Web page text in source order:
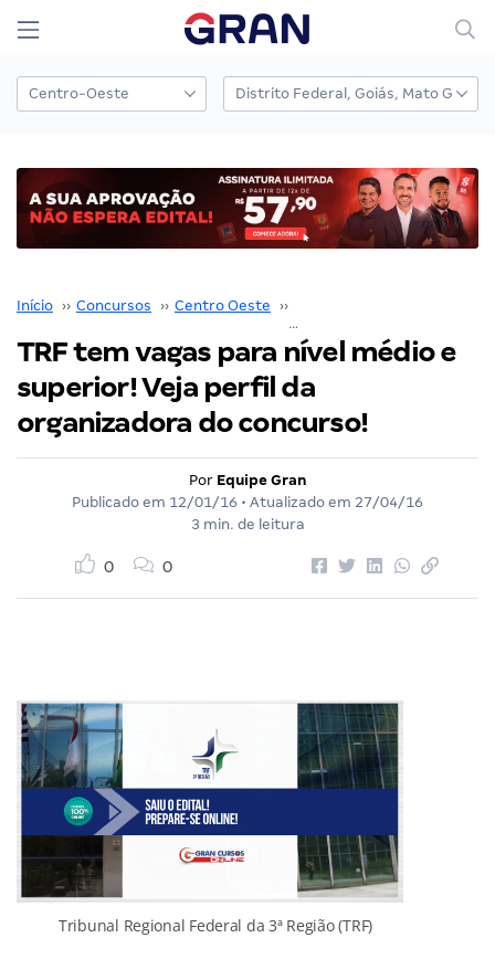
Início ›› Concursos ›› Centro Oeste ››
TRF tem vagas para nível médio e
superior! Veja perfil da
organizadora do concurso!
Por Equipe Gran
Publicado em 12/01/16 • Atualizado em 27/04/16
3 min. de leitura
0 0
Tribunal Regional Federal da 3ª Região (TRF)